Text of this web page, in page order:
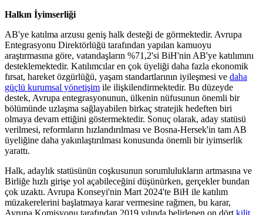
Halkın İyimserliği
AB'ye katılma arzusu geniş halk desteği de görmektedir. Avrupa
Entegrasyonu Direktörlüğü tarafından yapılan kamuoyu
araştırmasına göre, vatandaşların %71,2'si BiH'nin AB'ye katılımını
desteklemektedir. Katılımcılar en çok üyeliği daha fazla ekonomik
fırsat, hareket özgürlüğü, yaşam standartlarının iyileşmesi ve daha
güçlü kurumsal yönetişim ile ilişkilendirmektedir. Bu düzeyde
destek, Avrupa entegrasyonunun, ülkenin nüfusunun önemli bir
bölümünde uzlaşma sağlayabilen birkaç stratejik hedeften biri
olmaya devam ettiğini göstermektedir. Sonuç olarak, aday statüsü
verilmesi, reformların hızlandırılması ve Bosna-Hersek'in tam AB
üyeliğine daha yakınlaştırılması konusunda önemli bir iyimserlik
yarattı.
Halk, adaylık statüsünün coşkusunun sorumlulukların artmasına ve
Birliğe hızlı girişe yol açabileceğini düşünürken, gerçekler bundan
çok uzaktı. Avrupa Konseyi'nin Mart 2024'te BiH ile katılım
müzakerelerini başlatmaya karar vermesine rağmen, bu karar,
Avrupa Komisyonu tarafından 2019 yılında belirlenen on dört kilit